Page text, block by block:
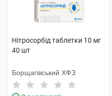
Нітросорбід таблетки 10 мг
40 шт
Борщагівський ХФЗ